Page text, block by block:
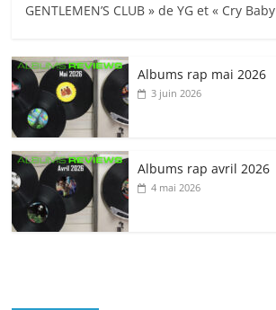
GENTLEMEN’S CLUB » de YG et « Cry Baby
Albums rap mai 2026
3 juin 2026
Albums rap avril 2026
4 mai 2026